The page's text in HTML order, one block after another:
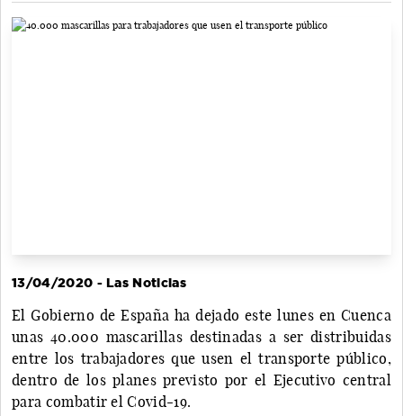
13/04/2020 - Las Noticias
El Gobierno de España ha dejado este lunes en Cuenca
unas 40.000 mascarillas destinadas a ser distribuidas
entre los trabajadores que usen el transporte público,
dentro de los planes previsto por el Ejecutivo central
para combatir el Covid-19.